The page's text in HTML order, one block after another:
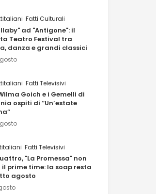
Fatti Culturali
ad "Antigone": il
Teatro Festival tra
danza e grandi classici
Fatti Televisivi
Goich e i Gemelli di
ospiti di “Un’estate
Fatti Televisivi
"La Promessa" non
prime time: la soap resta
agosto